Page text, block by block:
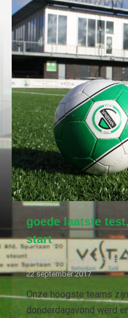
goede laatste
start
Nieuws ,Nieuws 2017/2018
22 september 2017
Onze hoogste teams
donderdagavond werd